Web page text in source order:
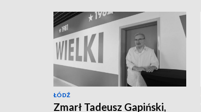
ŁÓDŹ
Zmarł Tadeusz Gapiński,